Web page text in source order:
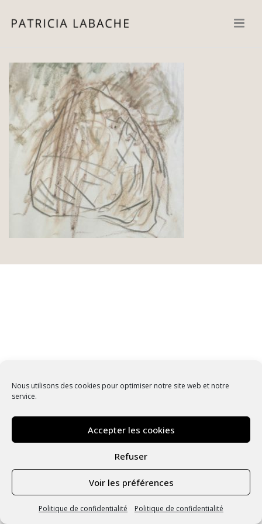
Nous utilisons des cookies pour optimiser notre site web et notre
service.
Accepter les cookies
Refuser
Voir les préférences
Politique de confidentialité Politique de confidentialité